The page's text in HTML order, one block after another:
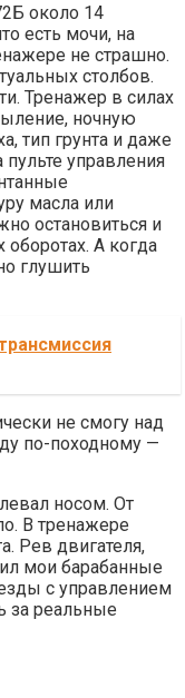
около 14
есть мочи, на
не страшно.
столбов.
Тренажер в силах
ночную
тип грунта и даже
пульте управления
масла или
остановиться и
А когда
глушить
не смогу над
по-походному —
носом. От
В тренажере
Рев двигателя,
мои барабанные
с управлением
за реальные